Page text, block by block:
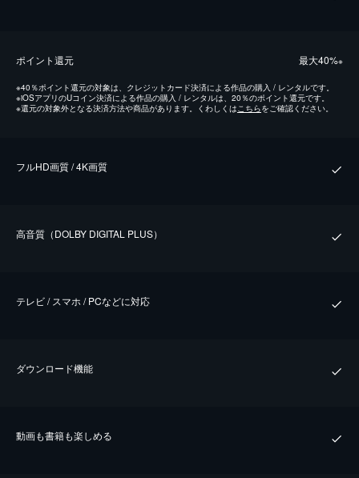
ポイント還元 最⼤40%※
※40％ポイント還元の対象は、クレジットカード決済による作品の購入 / レンタルです。
※iOSアプリのUコイン決済による作品の購入 / レンタルは、20％のポイント還元です。
※還元の対象外となる決済方法や商品があります。くわしくはこちらをご確認ください。
フルHD画質 / 4K画質
⾼⾳質（DOLBY DIGITAL PLUS）
テレビ / スマホ / PCなどに対応
ダウンロード機能
動画も書籍も楽しめる